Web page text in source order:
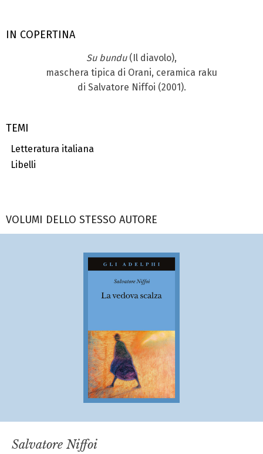
IN COPERTINA
Su bundu(Il diavolo),
maschera tipica di Orani, ceramica raku
di Salvatore Niffoi (2001).
TEMI
Letteratura italiana
Libelli
VOLUMI DELLO STESSO AUTORE
Salvatore Niffoi